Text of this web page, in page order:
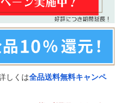
しくは全品送料無料キャンペ